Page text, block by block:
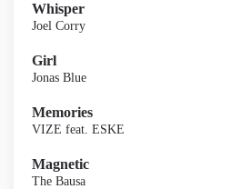
Whisper
Joel Corry
Girl
Jonas Blue
Memories
VIZE feat. ESKE
Magnetic
The Bausa